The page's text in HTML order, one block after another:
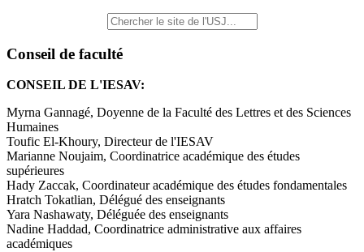
Conseil de faculté
CONSEIL DE L'IESAV:
Myrna Gannagé, Doyenne de la Faculté des Lettres et des Sciences
Humaines
Toufic El-Khoury, Directeur de l'IESAV
Marianne Noujaim, Coordinatrice académique des études
supérieures
Hady Zaccak, Coordinateur académique des études fondamentales
Hratch Tokatlian, Délégué des enseignants
Yara Nashawaty, Déléguée des enseignants
Nadine Haddad, Coordinatrice administrative aux affaires
académiques